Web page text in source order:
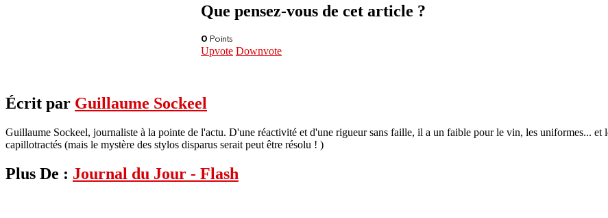
Que pensez-vous de cet article ?
0 Points
Upvote Downvote
Écrit par Guillaume Sockeel
Guillaume Sockeel, journaliste à la pointe de l'actu. D'une réactivité et d'une rigueur sans faille, il a un faible pour le vin, les uniformes... et
capillotractés (mais le mystère des stylos disparus serait peut être résolu ! )
Plus De : Journal du Jour - Flash